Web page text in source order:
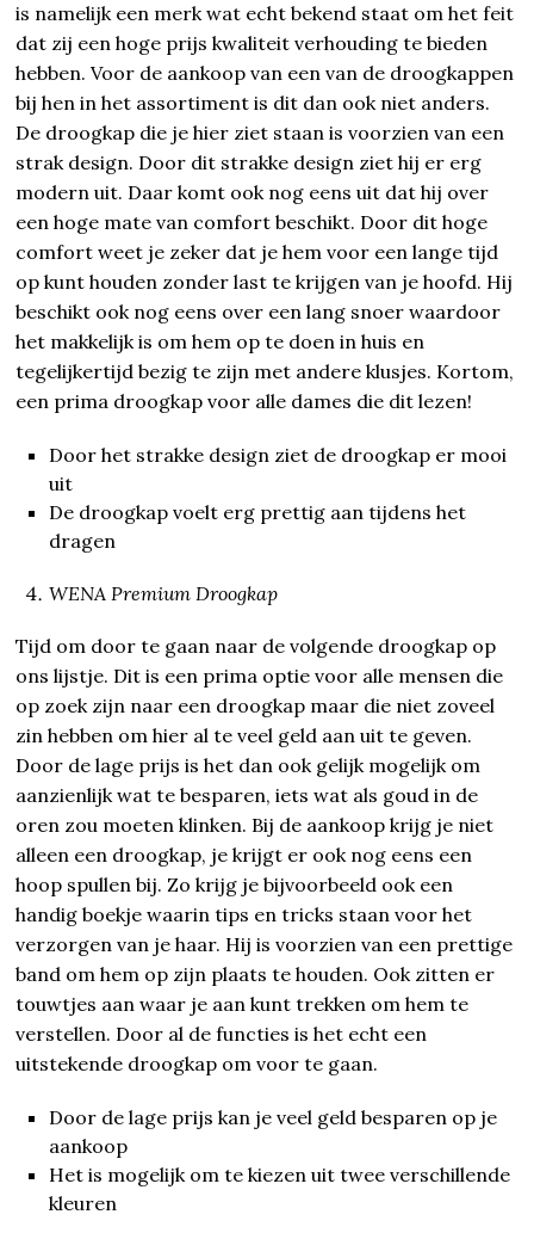
is namelijk een merk wat echt bekend staat om het feit
dat zij een hoge prijs kwaliteit verhouding te bieden
hebben. Voor de aankoop van een van de droogkappen
bij hen in het assortiment is dit dan ook niet anders.
De droogkap die je hier ziet staan is voorzien van een
strak design. Door dit strakke design ziet hij er erg
modern uit. Daar komt ook nog eens uit dat hij over
een hoge mate van comfort beschikt. Door dit hoge
comfort weet je zeker dat je hem voor een lange tijd
op kunt houden zonder last te krijgen van je hoofd. Hij
beschikt ook nog eens over een lang snoer waardoor
het makkelijk is om hem op te doen in huis en
tegelijkertijd bezig te zijn met andere klusjes. Kortom,
een prima droogkap voor alle dames die dit lezen!
Door het strakke design ziet de droogkap er mooi
uit
De droogkap voelt erg prettig aan tijdens het
dragen
WENA Premium Droogkap
Tijd om door te gaan naar de volgende droogkap op
ons lijstje. Dit is een prima optie voor alle mensen die
op zoek zijn naar een droogkap maar die niet zoveel
zin hebben om hier al te veel geld aan uit te geven.
Door de lage prijs is het dan ook gelijk mogelijk om
aanzienlijk wat te besparen, iets wat als goud in de
oren zou moeten klinken. Bij de aankoop krijg je niet
alleen een droogkap, je krijgt er ook nog eens een
hoop spullen bij. Zo krijg je bijvoorbeeld ook een
handig boekje waarin tips en tricks staan voor het
verzorgen van je haar. Hij is voorzien van een prettige
band om hem op zijn plaats te houden. Ook zitten er
touwtjes aan waar je aan kunt trekken om hem te
verstellen. Door al de functies is het echt een
uitstekende droogkap om voor te gaan.
Door de lage prijs kan je veel geld besparen op je
aankoop
Het is mogelijk om te kiezen uit twee verschillende
kleuren